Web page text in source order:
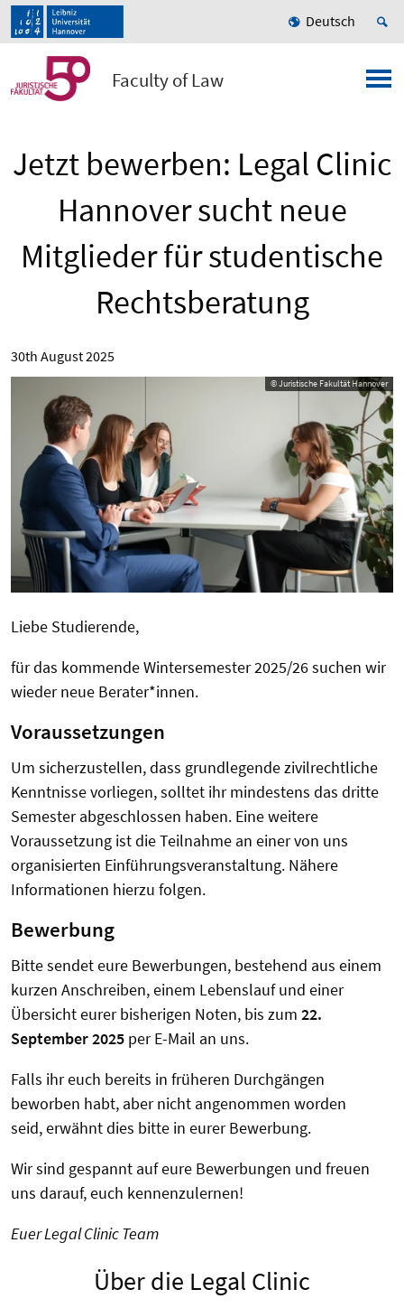
Deutsch
Faculty of Law
Jetzt bewerben: Legal Clinic
Hannover sucht neue
Mitglieder für studentische
Rechtsberatung
30th August 2025
© Juristische Fakultät Hannover
Liebe Studierende,
für das kommende Wintersemester 2025/26 suchen wir
wieder neue Berater*innen.
Voraussetzungen
Um sicherzustellen, dass grundlegende zivilrechtliche
Kenntnisse vorliegen, solltet ihr mindestens das dritte
Semester abgeschlossen haben. Eine weitere
Voraussetzung ist die Teilnahme an einer von uns
organisierten Einführungsveranstaltung. Nähere
Informationen hierzu folgen.
Bewerbung
Bitte sendet eure Bewerbungen, bestehend aus einem
kurzen Anschreiben, einem Lebenslauf und einer
Übersicht eurer bisherigen Noten, bis zum 22.
September 2025 per E-Mail an uns.
Falls ihr euch bereits in früheren Durchgängen
beworben habt, aber nicht angenommen worden
seid,erwähnt dies bitte in eurer Bewerbung.
Wir sind gespannt auf eure Bewerbungen und freuen
uns darauf, euch kennenzulernen!
Euer Legal Clinic Team
Über die Legal Clinic